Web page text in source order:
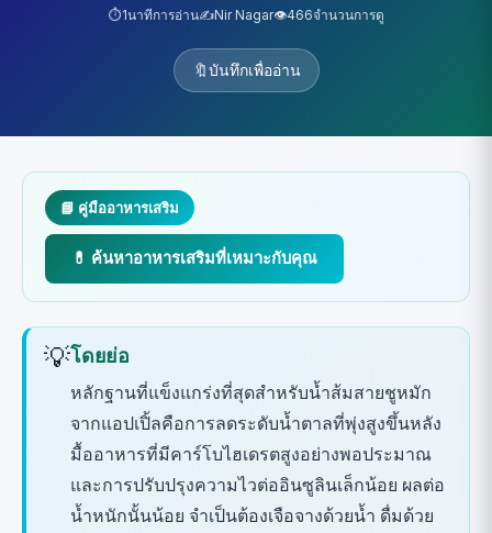
⏱️1นาทีการอ่าน✍️Nir Nagar👁️466จำนวนการดู
🔖บันทึกเพื่ออ่าน
📘 คู่มืออาหารเสริม
💊 ค้นหาอาหารเสริมที่เหมาะกับคุณ
💡โดยย่อ
หลักฐานที่แข็งแกร่งที่สุดสำหรับน้ำส้มสายชูหมัก
จากแอปเปิ้ลคือการลดระดับน้ำตาลที่พุ่งสูงขึ้นหลัง
มื้ออาหารที่มีคาร์โบไฮเดรตสูงอย่างพอประมาณ
และการปรับปรุงความไวต่ออินซูลินเล็กน้อย ผลต่อ
น้ำหนักนั้นน้อย จำเป็นต้องเจือจางด้วยน้ำ ดื่มด้วย